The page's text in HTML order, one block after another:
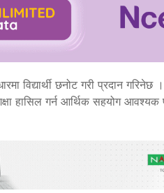
विद्यार्थी छनोट गरी प्रदान
हासिल गर्न आर्थिक सहयोग आवश्यक